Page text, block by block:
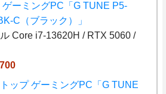
ゲーミングPC「G TUNE P5-
C（ブラック）」
Core i7-13620H / RTX 5060 /
ップ ゲーミングPC「G TUNE